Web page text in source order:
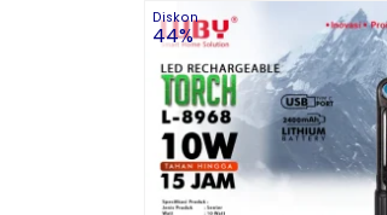
Diskon
44%